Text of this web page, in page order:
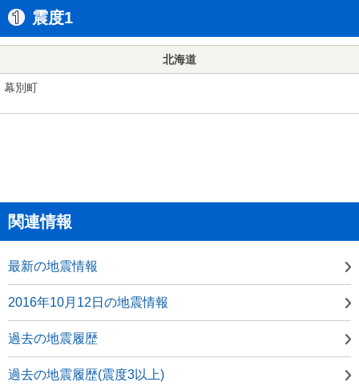
震度1
北海道
幕別町
関連情報
最新の地震情報
2016年10月12日の地震情報
過去の地震履歴
過去の地震履歴(震度3以上)